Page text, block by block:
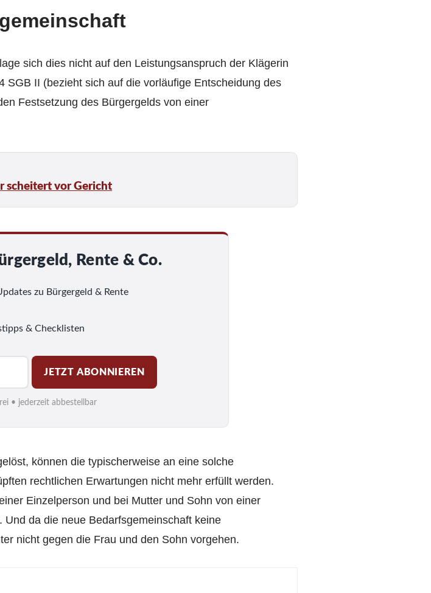
sich dies nicht auf den Leistungsanspruch der Klägerin
SGB II (bezieht sich auf die vorläufige Entscheidung des
Festsetzung des Bürgergelds von einer
scheitert vor Gericht
Rente & Co.
zu Bürgergeld & Rente
& Checklisten
JETZT ABONNIEREN
• jederzeit abbestellbar
können die typischerweise an eine solche
rechtlichen Erwartungen nicht mehr erfüllt werden.
Einzelperson und bei Mutter und Sohn von einer
da die neue Bedarfsgemeinschaft keine
nicht gegen die Frau und den Sohn vorgehen.